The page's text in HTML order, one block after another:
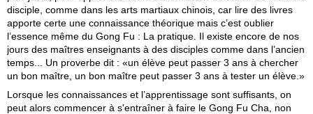
disciple, comme dans les arts martiaux chinois, car lire des livres
apporte certe une connaissance théorique mais c’est oublier
l’essence même du Gong Fu : La pratique. Il existe encore de nos
jours des maîtres enseignants à des disciples comme dans l’ancien
temps... Un proverbe dit : «un élève peut passer 3 ans à chercher
un bon maître, un bon maître peut passer 3 ans à tester un élève.»
Lorsque les connaissances et l’apprentissage sont suffisants, on
peut alors commencer à s'entraîner à faire le Gong Fu Cha, non